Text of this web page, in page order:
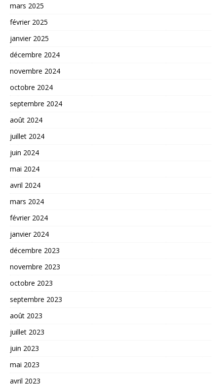
mars 2025
février 2025
janvier 2025
décembre 2024
novembre 2024
octobre 2024
septembre 2024
août 2024
juillet 2024
juin 2024
mai 2024
avril 2024
mars 2024
février 2024
janvier 2024
décembre 2023
novembre 2023
octobre 2023
septembre 2023
août 2023
juillet 2023
juin 2023
mai 2023
avril 2023